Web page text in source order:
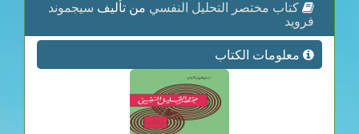
كتاب مختصر التحليل النفسي من تأليف سيجموند
فرويد
معلومات الكتاب